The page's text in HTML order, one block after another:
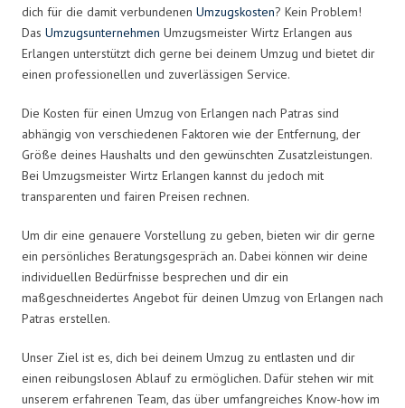
dich für die damit verbundenen Umzugskosten? Kein Problem!
Das Umzugsunternehmen Umzugsmeister Wirtz Erlangen aus
Erlangen unterstützt dich gerne bei deinem Umzug und bietet dir
einen professionellen und zuverlässigen Service.
Die Kosten für einen Umzug von Erlangen nach Patras sind
abhängig von verschiedenen Faktoren wie der Entfernung, der
Größe deines Haushalts und den gewünschten Zusatzleistungen.
Bei Umzugsmeister Wirtz Erlangen kannst du jedoch mit
transparenten und fairen Preisen rechnen.
Um dir eine genauere Vorstellung zu geben, bieten wir dir gerne
ein persönliches Beratungsgespräch an. Dabei können wir deine
individuellen Bedürfnisse besprechen und dir ein
maßgeschneidertes Angebot für deinen Umzug von Erlangen nach
Patras erstellen.
Unser Ziel ist es, dich bei deinem Umzug zu entlasten und dir
einen reibungslosen Ablauf zu ermöglichen. Dafür stehen wir mit
unserem erfahrenen Team, das über umfangreiches Know-how im